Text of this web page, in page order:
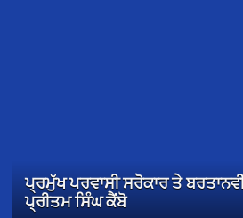
ਪ੍ਰਮੁੱਖ ਪਰਵਾਸੀ ਸਰੋਕਾਰ ਤੇ ਬਰਤਾਨਵੀ
ਪ੍ਰੀਤਮ ਸਿੰਘ ਕੈਂਬੋ